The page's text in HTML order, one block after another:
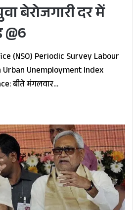
बेरोजगारी दर में
(NSO) Periodic Survey Labour
Urban Unemployment Index
बीते मंगलवार…